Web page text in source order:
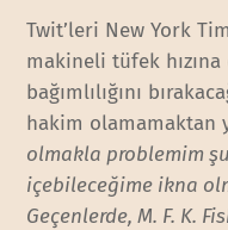
Twit’leri New York
makineli tüfek
bağımlılığını
hakim olamamaktan
olmakla problemim
içebileceğime ikna
Geçenlerde, M. F. K.